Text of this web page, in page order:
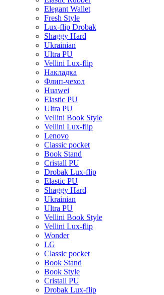
Elegant Wallet
Fresh Style
Lux-flip Drobak
Shaggy Hard
Ukrainian
Ultra PU
Vellini Lux-flip
Накладка
Флип-чехол
Huawei
Elastic PU
Ultra PU
Vellini Book Style
Vellini Lux-flip
Lenovo
Classic pocket
Book Stand
Cristall PU
Drobak Lux-flip
Elastic PU
Shaggy Hard
Ukrainian
Ultra PU
Vellini Book Style
Vellini Lux-flip
Wonder
LG
Classic pocket
Book Stand
Book Style
Cristall PU
Drobak Lux-flip